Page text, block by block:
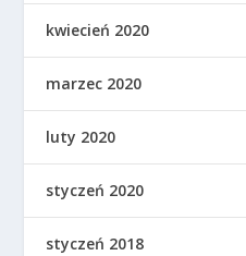
kwiecień 2020
marzec 2020
luty 2020
styczeń 2020
styczeń 2018